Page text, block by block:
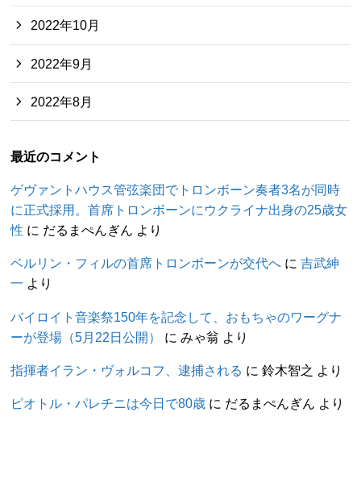
2022年10月
2022年9月
2022年8月
最近のコメント
ゲヴァントハウス管弦楽団でトロンボーン奏者3名が同時
に正式採用。首席トロンボーンにウクライナ出身の25歳女
性 に だるまぺんぎん より
ベルリン・フィルの首席トロンボーンが交代へ に吉武紳
一 より
バイロイト音楽祭150年を記念して、おもちゃのワーグナ
ーが登場（5月22日公開）
に みゃ翁 より
指揮者イラン・ヴォルコフ、逮捕される に鈴木智之 より
ピオトル・パレチニは今日で80歳 に だるまぺんぎん より